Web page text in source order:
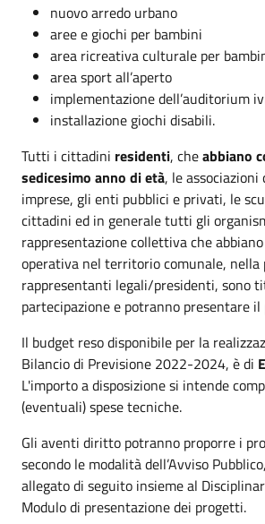
nuovo arredo urbano
aree e giochi per bambini
area ricreativa culturale per
area sport all’aperto
implementazione dell’auditorium
installazione giochi disabili.
Tutti i cittadini residenti, cheabbiano
sedicesimo anno di età, le
imprese, gli enti pubblici e privati, le
cittadini ed in generale tutti gli
rappresentazione collettiva che
operativa nel territorio comunale, nella
rappresentanti legali/presidenti, sono
partecipazione e potranno presentare
Il budget reso disponibile per la
Bilancio di Previsione 2022-2024, è di
L'importo a disposizione si intende
(eventuali) spese tecniche.
Gli aventi diritto potranno proporre i
secondo le modalità dell’Avviso
allegato di seguito insieme al
Modulo di presentazione dei progetti.